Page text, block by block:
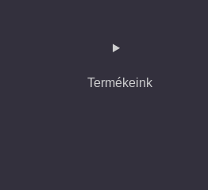
Termékeink